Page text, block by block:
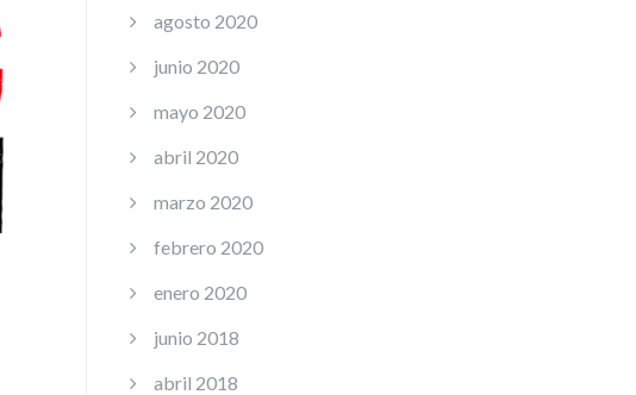
agosto 2020
junio 2020
mayo 2020
abril 2020
marzo 2020
febrero 2020
enero 2020
junio 2018
abril 2018